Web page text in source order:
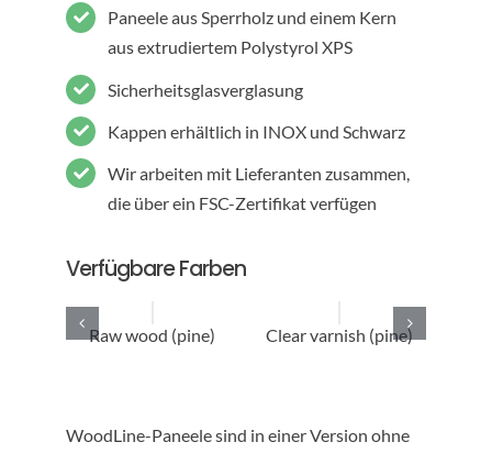
Paneele aus Sperrholz und einem Kern
aus extrudiertem Polystyrol XPS
Sicherheitsglasverglasung
Kappen erhältlich in INOX und Schwarz
Wir arbeiten mit Lieferanten zusammen,
die über ein FSC-Zertifikat verfügen
Verfügbare Farben
Raw wood (pine) Clear varnish (pine)
WoodLine-Paneele sind in einer Version ohne